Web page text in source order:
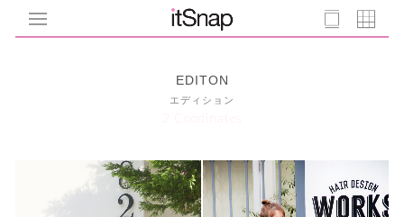
EDITON
エディション
2 Coodinates